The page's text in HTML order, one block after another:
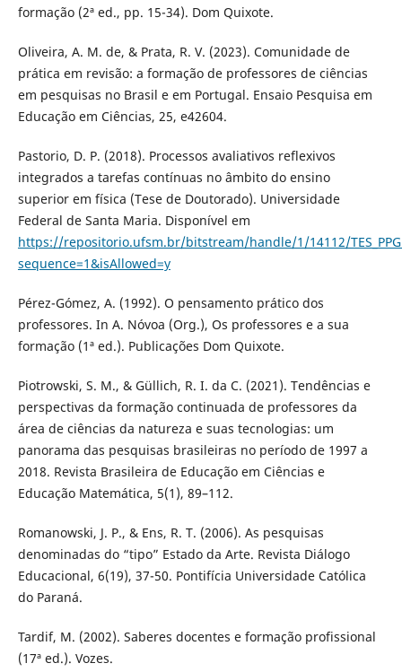
formação (2ª ed., pp. 15-34). Dom Quixote.
Oliveira, A. M. de, & Prata, R. V. (2023). Comunidade de
prática em revisão: a formação de professores de ciências
em pesquisas no Brasil e em Portugal. Ensaio Pesquisa em
Educação em Ciências, 25, e42604.
Pastorio, D. P. (2018). Processos avaliativos reflexivos
integrados a tarefas contínuas no âmbito do ensino
superior em física (Tese de Doutorado). Universidade
Federal de Santa Maria. Disponível em
https://repositorio.ufsm.br/bitstream/handle/1/14112/
sequence=1&isAllowed=y
Pérez-Gómez, A. (1992). O pensamento prático dos
professores. In A. Nóvoa (Org.), Os professores e a sua
formação (1ª ed.). Publicações Dom Quixote.
Piotrowski, S. M., & Güllich, R. I. da C. (2021). Tendências e
perspectivas da formação continuada de professores da
área de ciências da natureza e suas tecnologias: um
panorama das pesquisas brasileiras no período de 1997 a
2018. Revista Brasileira de Educação em Ciências e
Educação Matemática, 5(1), 89–112.
Romanowski, J. P., & Ens, R. T. (2006). As pesquisas
denominadas do “tipo” Estado da Arte. Revista Diálogo
Educacional, 6(19), 37-50. Pontifícia Universidade Católica
do Paraná.
Tardif, M. (2002). Saberes docentes e formação profissional
(17ª ed.). Vozes.